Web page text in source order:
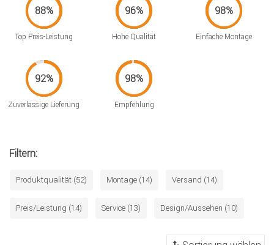
Top Preis-Leistung Hohe Qualität Einfache Montage
Zuverlässige Lieferung Empfehlung
Filtern:
Produktqualität (52) Montage (14) Versand (14)
Preis/Leistung (14) Service (13) Design/Aussehen (10)